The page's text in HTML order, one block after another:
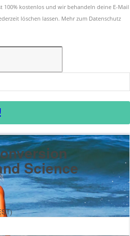
100% kostenlos und wir behandeln deine E-Mail
löschen lassen. Mehr zum Datenschutz
Science